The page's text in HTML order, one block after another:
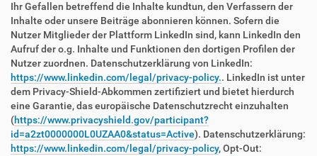
Ihr Gefallen betreffend die Inhalte kundtun, den Verfassern der
Inhalte oder unsere Beiträge abonnieren können. Sofern die
Nutzer Mitglieder der Plattform LinkedIn sind, kann LinkedIn den
Aufruf der o.g. Inhalte und Funktionen den dortigen Profilen der
Nutzer zuordnen. Datenschutzerklärung von LinkedIn:
https://www.linkedin.com/legal/privacy-policy.. LinkedIn ist unter
dem Privacy-Shield-Abkommen zertifiziert und bietet hierdurch
eine Garantie, das europäische Datenschutzrecht einzuhalten
(https://www.privacyshield.gov/participant?
id=a2zt0000000L0UZAA0&status=Active). Datenschutzerklärung:
https://www.linkedin.com/legal/privacy-policy, Opt-Out: